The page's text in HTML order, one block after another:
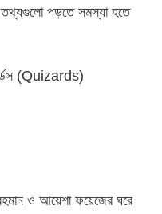
তথ্যগুলো পড়তে সমস্যা হতে
ও আয়েশা ফয়েজের ঘরে